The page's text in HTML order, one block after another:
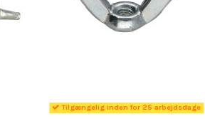
Tilgængelig inden for 25 arbejdsdage